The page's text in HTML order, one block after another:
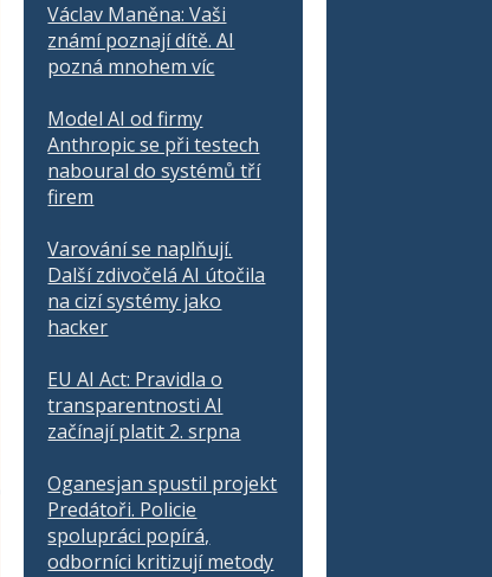
Václav Maněna: Vaši
známí poznají dítě. AI
pozná mnohem víc
Model AI od firmy
Anthropic se při testech
naboural do systémů tří
firem
Varování se naplňují.
Další zdivočelá AI útočila
na cizí systémy jako
hacker
EU AI Act: Pravidla o
transparentnosti AI
začínají platit 2. srpna
Oganesjan spustil projekt
Predátoři. Policie
spolupráci popírá,
odborníci kritizují metody